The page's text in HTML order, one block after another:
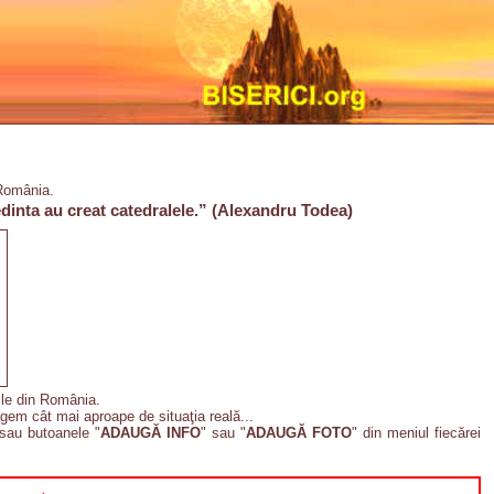
au creat catedralele.” (Alexandru Todea)
din România.
cât mai aproape de situaţia reală...
butoanele "ADAUGĂ INFO" sau "ADAUGĂ FOTO" din meniul fiecărei